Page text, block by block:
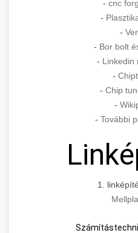
- cnc
-
-
- Bor bolt
- Linkedin
-
- Chip
-
- További
1.